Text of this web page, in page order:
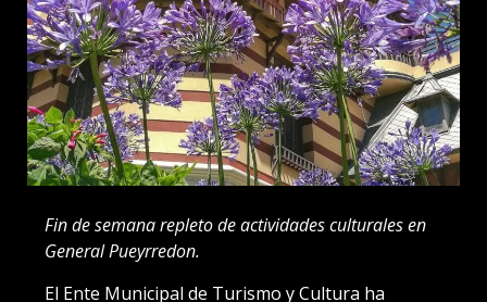
Fin de semana repleto de actividades culturales en
General Pueyrredon.
El Ente Municipal de Turismo y Cultura ha